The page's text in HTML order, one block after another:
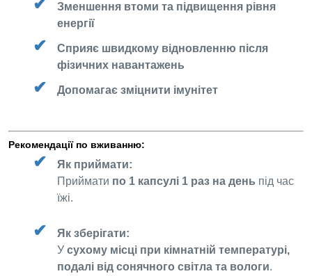
Зменшення втоми та підвищення рівня
енергії
Сприяє швидкому відновленню після
фізичних навантажень
Допомагає зміцнити імунітет
Рекомендації по вживанню:
Як приймати:
Приймати по 1 капсулі 1 раз на день під час
їжі.
Як зберігати:
У сухому місці при кімнатній температурі,
подалі від сонячного світла та вологи.